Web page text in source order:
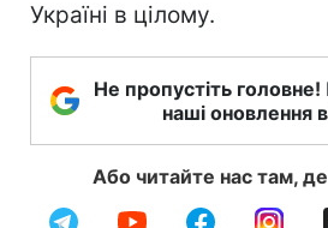
Україні в цілому.
Не пропустіть головне!
наші оновлення
Або читайте нас там,